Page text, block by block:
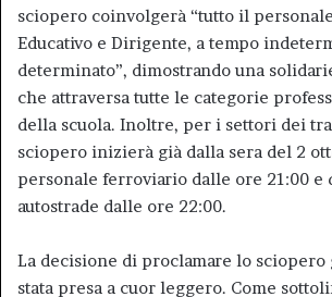
sciopero coinvolgerà “tutto il
Educativo e Dirigente, a tempo
determinato”, dimostrando una
che attraversa tutte le categorie
della scuola. Inoltre, per i settori dei
sciopero inizierà già dalla sera del 2
personale ferroviario dalle ore 21:00 e
autostrade dalle ore 22:00.
La decisione di proclamare lo sciopero
stata presa a cuor leggero. Come